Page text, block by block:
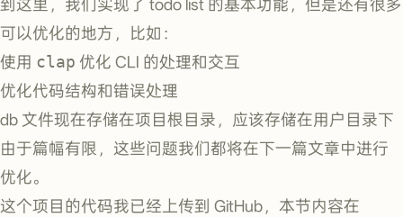
到这里，我们实现了 todo list 的基本功能，但是还有很多
可以优化的地方，比如：
使用 clap 优化 CLI 的处理和交互
优化代码结构和错误处理
db 文件现在存储在项目根目录，应该存储在用户目录下
由于篇幅有限，这些问题我们都将在下一篇文章中进行
优化。
这个项目的代码我已经上传到 GitHub，本节内容在